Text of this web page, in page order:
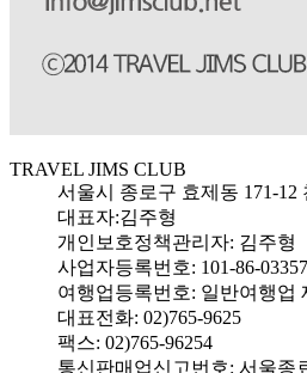
당사는 고객님이 예약시 개인정보취급
6. 개인정보의 수집, 이용, 제공에 대한 동의 철회
E-mail등으로 연락하시면 개인정보
겠습니다.
당사는 귀하의 정보를 수시로 저장하
를 운용합니다. 쿠키란 당사의 웹사이
서버가 귀하의 브라우저에 보내는 아
용자의 컴퓨터 하드디스크에 저장되
이용형태 등을 파악하여 더욱 편리한
있도록 하는데 목적이 있습니다. 이용
을 설정함으로서 모든 쿠키를 허용
TRAVEL JIMS CLUB
서울시 종로구 효제동 171-12
대표자:김주형
개인보호정책관리자: 김주형
사업자등록번호: 101-86-03357
여행업등록번호: 일반여행업
대표전화: 02)765-9625
팩스: 02)765-96254
통신판매업신고번호: 서울종